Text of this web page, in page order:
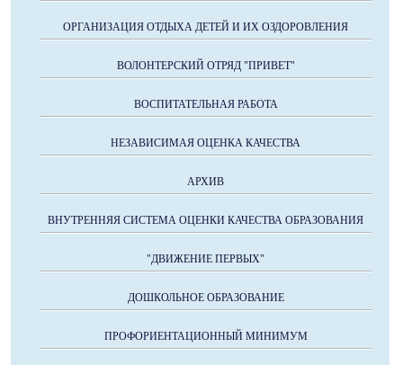
ОРГАНИЗАЦИЯ ОТДЫХА ДЕТЕЙ И ИХ ОЗДОРОВЛЕНИЯ
ВОЛОНТЕРСКИЙ ОТРЯД "ПРИВЕТ"
ВОСПИТАТЕЛЬНАЯ РАБОТА
НЕЗАВИСИМАЯ ОЦЕНКА КАЧЕСТВА
АРХИВ
ВНУТРЕННЯЯ СИСТЕМА ОЦЕНКИ КАЧЕСТВА ОБРАЗОВАНИЯ
"ДВИЖЕНИЕ ПЕРВЫХ"
ДОШКОЛЬНОЕ ОБРАЗОВАНИЕ
ПРОФОРИЕНТАЦИОННЫЙ МИНИМУМ